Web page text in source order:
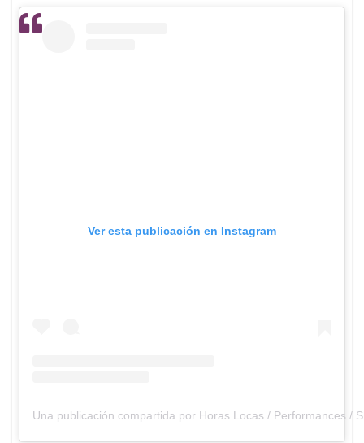
Ver esta publicación en Instagram
Una publicación compartida por Horas Locas / Performances /